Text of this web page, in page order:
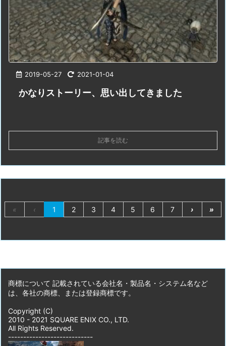
2019-05-27 2021-01-04
かなりストーリー、思い出してきました
記事を読む
« ‹ 1 2 3 4 5 6 7 › »
商標について 記載されている会社名・製品名・システム名など
は、各社の商標、または登録商標です。
Copyright (C)
2010 - 2021 SQUARE ENIX CO., LTD.
All Rights Reserved.
----------------------------